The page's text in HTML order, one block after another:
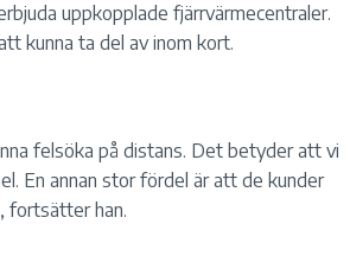
uppkopplade fjärrvärmecentraler.
kunna ta del av inom kort.
felsöka på distans. Det betyder att vi
En annan stor fördel är att de kunder
fortsätter han.